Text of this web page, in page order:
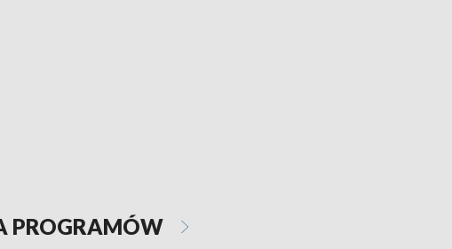
PROGRAMÓW